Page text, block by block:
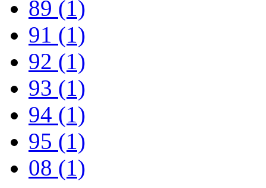
89 (1)
91 (1)
92 (1)
93 (1)
94 (1)
95 (1)
08 (1)